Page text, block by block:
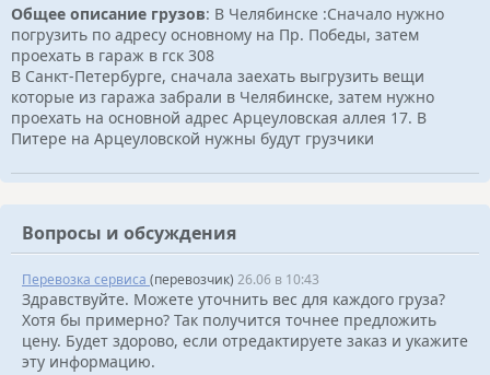
Общее описание грузов: В Челябинске :Сначало нужно
погрузить по адресу основному на Пр. Победы, затем
проехать в гараж в гск 308
В Санкт-Петербурге, сначала заехать выгрузить вещи
которые из гаража забрали в Челябинске, затем нужно
проехать на основной адрес Арцеуловская аллея 17. В
Питере на Арцеуловской нужны будут грузчики
Вопросы и обсуждения
Перевозка сервиса (перевозчик) 26.06 в 10:43
Здравствуйте. Можете уточнить вес для каждого груза?
Хотя бы примерно? Так получится точнее предложить
цену. Будет здорово, если отредактируете заказ и укажите
эту информацию.